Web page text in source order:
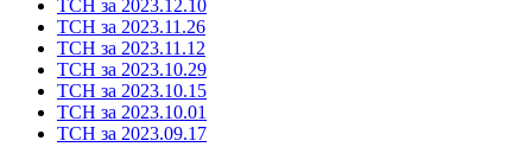
ТСН за 2023.12.10
ТСН за 2023.11.26
ТСН за 2023.11.12
ТСН за 2023.10.29
ТСН за 2023.10.15
ТСН за 2023.10.01
ТСН за 2023.09.17